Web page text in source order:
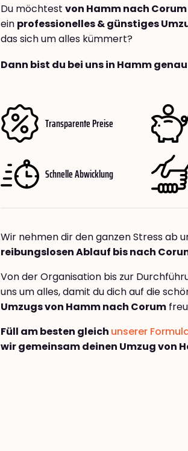
Du möchtest von Hamm nach Corum
ein professionelles & günstiges
das sich um alles kümmert?
Dann bist du bei uns in Hamm
Transparente Preise
Schnelle Abwicklung
Wir nehmen dir den ganzen Stress ab
reibungslosen Ablauf bis nach
Von der Organisation bis zur
uns um alles, damit du dich auf die
Umzugs von Hamm nach Corum
Füll am besten gleich unserer
wir gemeinsam deinen Umzug von